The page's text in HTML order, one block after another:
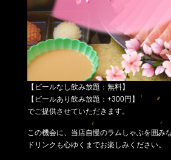
【ビールなし飲み放題：無料】
【ビールあり飲み放題：+300円】
でご提供させていただきます。
この機会に、当店自慢のラムしゃぶを囲み
ドリンクも心ゆくまでお楽しみください。